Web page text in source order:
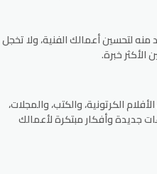
لتحسين أعمالك الفنية، ولا تخجل
خبرة.
الكرتونية، والكتب، والمجلات،
جديدة وأفكار مبتكرة لأعمالك